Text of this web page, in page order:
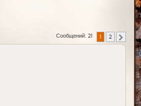
Сообщений: 21 1 2 След.